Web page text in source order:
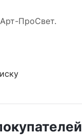
ПроСвет.